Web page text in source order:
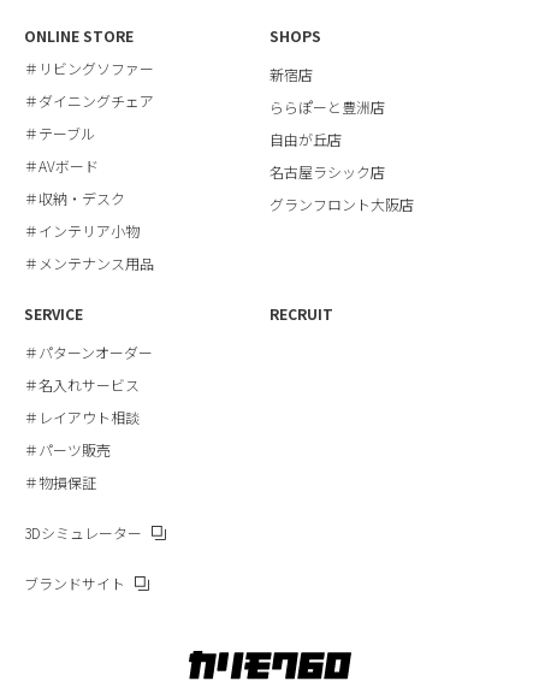
ONLINE STORE
＃リビングソファー
＃ダイニングチェア
＃テーブル
＃AVボード
＃収納・デスク
＃インテリア小物
＃メンテナンス用品
SHOPS
新宿店
ららぽーと豊洲店
自由が丘店
名古屋ラシック店
グランフロント大阪店
SERVICE
＃パターンオーダー
＃名入れサービス
＃レイアウト相談
＃パーツ販売
＃物損保証
RECRUIT
3Dシミュレーター
ブランドサイト